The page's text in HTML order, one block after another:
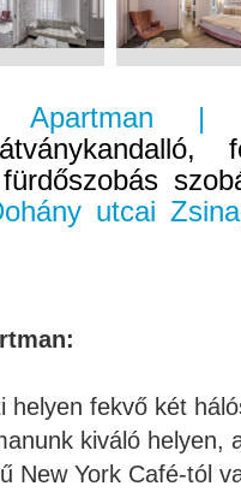
Apartman |
utcai
helyen fekvő két
kiváló helyen,
New York Café-tól